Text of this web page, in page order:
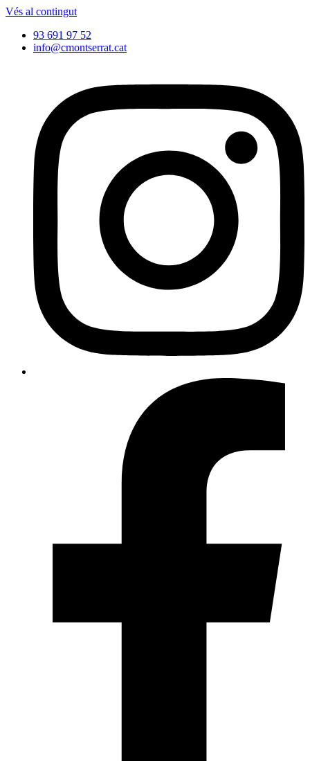
Vés al contingut
93 691 97 52
info@cmontserrat.cat